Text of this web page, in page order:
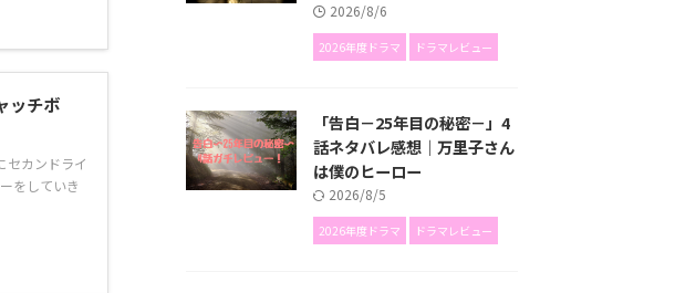
ッチボ
セカンドライ
をしていき
2026/8/6
2026年度ドラマ ドラマレビュー
「告白－25年目の秘密－」4
話ネタバレ感想｜万里子さん
は僕のヒーロー
2026/8/5
2026年度ドラマ ドラマレビュー